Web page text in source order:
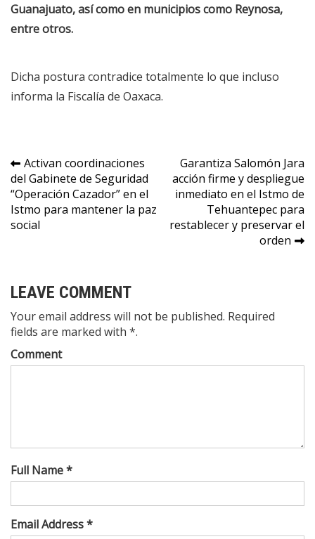
Guanajuato, así como en municipios como Reynosa,
entre otros.
Dicha postura contradice totalmente lo que incluso
informa la Fiscalía de Oaxaca.
Navegación
de
entradas
Activan coordinaciones
del Gabinete de Seguridad
“Operación Cazador” en el
Istmo para mantener la paz
social
Garantiza Salomón Jara
acción firme y despliegue
inmediato en el Istmo de
Tehuantepec para
restablecer y preservar el
orden
LEAVE COMMENT
Your email address will not be published. Required
fields are marked with *.
Comment
Full Name *
Email Address *